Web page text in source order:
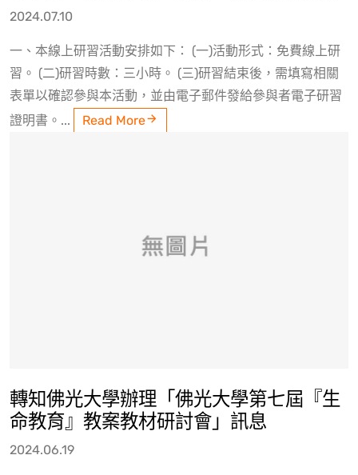
2024.07.10
一、本線上研習活動安排如下： (一)活動形式：免費線上研
習。 (二)研習時數：三小時。 (三)研習結束後，需填寫相關
表單以確認參與本活動，並由電子郵件發給參與者電子研習
證明書。...
Read More
轉知佛光大學辦理「佛光大學第七屆『生
命教育』教案教材研討會」訊息
2024.06.19